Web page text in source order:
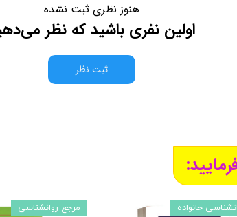
هنوز نظری ثبت نشده
اولین نفری باشید که نظر
ثبت نظر
مرجع روانشناسی
خانواده